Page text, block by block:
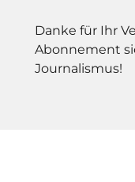
Danke für Ihr
Abonnement
Journalismus!